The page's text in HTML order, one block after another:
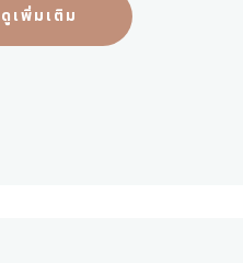
ดูเพิ่มเติม